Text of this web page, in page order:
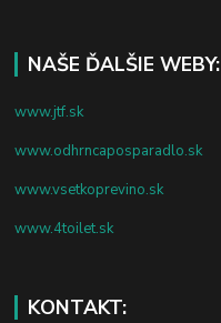
NAŠE ĎALŠIE WEBY:
www.jtf.sk
www.odhrncaposparadlo.sk
www.vsetkoprevino.sk
www.4toilet.sk
KONTAKT: